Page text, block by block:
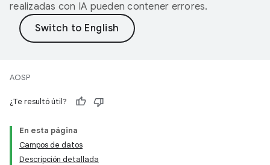
realizadas con IA pueden contener errores.
AOSP
¿Te resultó útil?
En esta página
Campos de datos
Descripción detallada